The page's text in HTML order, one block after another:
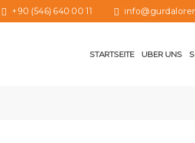
+90 (546) 640 00 11
STARTSEITE UBER UNS